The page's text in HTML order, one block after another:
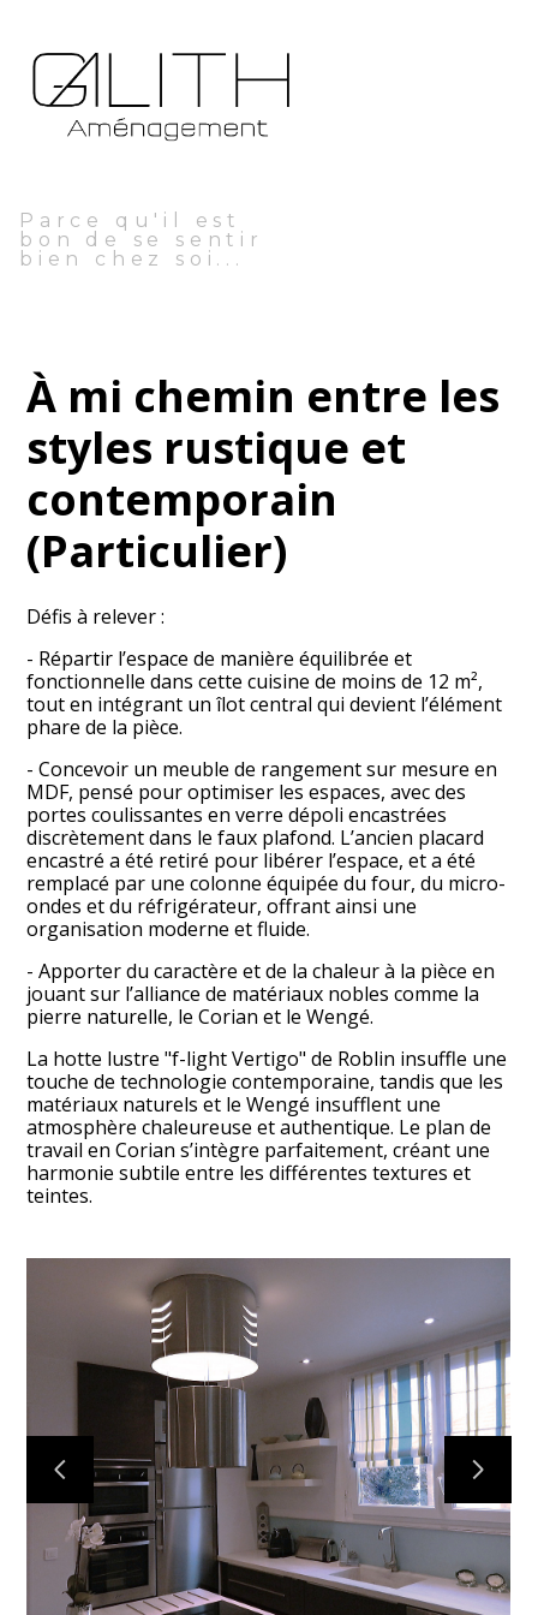
contenu
principal
Parce qu'il est
bon de se sentir
bien chez soi...
GALITH AMENAGEMENT
À PROPOS
CONTACT
À mi chemin entre les
styles rustique et
contemporain
(Particulier)
Défis à relever :
- Répartir l’espace de manière équilibrée et
fonctionnelle dans cette cuisine de moins de 12 m²,
tout en intégrant un îlot central qui devient l’élément
phare de la pièce.
- Concevoir un meuble de rangement sur mesure en
MDF, pensé pour optimiser les espaces, avec des
portes coulissantes en verre dépoli encastrées
discrètement dans le faux plafond. L’ancien placard
encastré a été retiré pour libérer l’espace, et a été
remplacé par une colonne équipée du four, du micro-
ondes et du réfrigérateur, offrant ainsi une
organisation moderne et fluide.
- Apporter du caractère et de la chaleur à la pièce en
jouant sur l’alliance de matériaux nobles comme la
pierre naturelle, le Corian et le Wengé.
La hotte lustre "f-light Vertigo" de Roblin insuffle une
touche de technologie contemporaine, tandis que les
matériaux naturels et le Wengé insufflent une
atmosphère chaleureuse et authentique. Le plan de
travail en Corian s’intègre parfaitement, créant une
harmonie subtile entre les différentes textures et
teintes.